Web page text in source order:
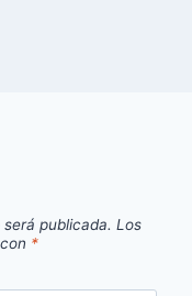
publicada. Los
*